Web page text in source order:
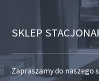
SKLEP
Zapraszamy do naszego